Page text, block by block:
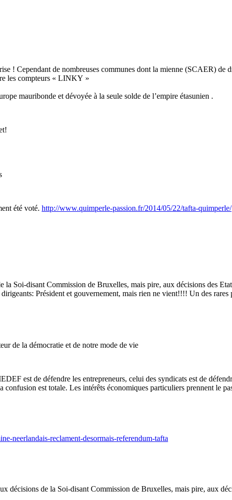
! Cependant de nombreuses communes dont la mienne (SCAER) de
les compteurs « LINKY »
mauribonde et dévoyée à la seule solde de l’empire étasunien .
été voté. http://www.quimperle-passion.fr/2014/05/22/tafta-quimperle/
la Soi-disant Commission de Bruxelles, mais pire, aux décisions des
Président et gouvernement, mais rien ne vient!!!! Un des
de la démocratie et de notre mode de vie
est de défendre les entrepreneurs, celui des syndicats est de
est totale. Les intérêts économiques particuliers prennent le
neerlandais-reclament-desormais-referendum-tafta
décisions de la Soi-disant Commission de Bruxelles, mais pire, aux